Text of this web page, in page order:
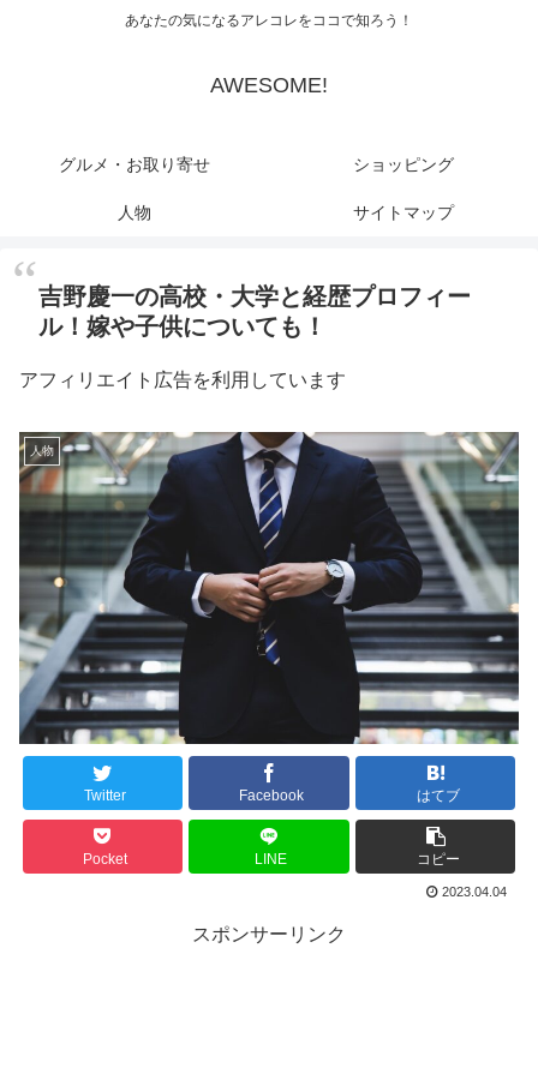
あなたの気になるアレコレをココで知ろう！
AWESOME!
グルメ・お取り寄せ ショッピング
人物 サイトマップ
吉野慶一の高校・大学と経歴プロフィー
ル！嫁や子供についても！
アフィリエイト広告を利用しています
人物
Twitter Facebook はてブ
Pocket LINE コピー
2023.04.04
スポンサーリンク